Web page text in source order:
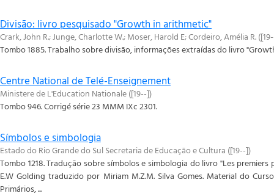
Divisão: livro pesquisado "Growth in arithmetic"
Crark, John R.; Junge, Charlotte W.; Moser, Harold E;Cordeiro, Amélia R.(
Tombo 1885. Trabalho sobre divisão, informações extraídas do livro
Centre National de Telé-Enseignement
Ministere de L'Education Nationale([19--])
Tombo 946. Corrigé série 23 MMM IXc 2301.
Símbolos e simbologia
Estado do Rio Grande do Sul Secretaria de Educação e Cultura ([19--])
Tombo 1218. Tradução sobre símbolos e simbologia do livro "Les premiers
E.W Golding traduzido por Miriam M.Z.M. Silva Gomes. Material do
Primários, ...